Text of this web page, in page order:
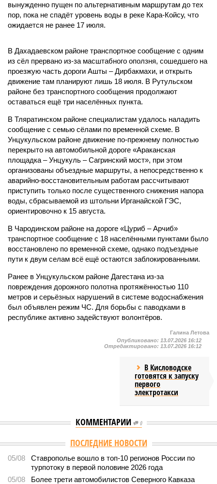
вынужденно пущен по альтернативным маршрутам до тех
пор, пока не спадёт уровень воды в реке Кара-Койсу, что
ожидается не ранее 17 июля.
В Дахадаевском районе транспортное сообщение с одним
из сёл прервано из-за масштабного оползня, сошедшего на
проезжую часть дороги Ашты – Дирбакмахи, и открыть
движение там планируют лишь 18 июля. В Рутульском
районе без транспортного сообщения продолжают
оставаться ещё три населённых пункта.
В Тляратинском районе специалистам удалось наладить
сообщение с семью сёлами по временной схеме. В
Унцукульском районе движение по-прежнему полностью
перекрыто на автомобильной дороге «Араканская
площадка – Унцукуль – Сагринский мост», при этом
организованы объездные маршруты, а непосредственно к
аварийно-восстановительным работам рассчитывают
приступить только после существенного снижения напора
воды, сбрасываемой из штольни Ирганайской ГЭС,
ориентировочно к 15 августа.
В Чародинском районе на дороге «Цуриб – Арчиб»
транспортное сообщение с 18 населёнными пунктами было
восстановлено по временной схеме, однако подъездные
пути к двум селам всё ещё остаются заблокированными.
Ранее в Унцукульском районе Дагестана из-за
повреждения дорожного полотна протяжённостью 110
метров и серьёзных нарушений в системе водоснабжения
был объявлен режим ЧС. Для борьбы с паводками в
республике активно задействуют волонтёров.
Галина Летова
Опубликовано: 13.07.2026 16:12
Отредактировано: 13.07.2026 16:12
В Кисловодске
готовятся к запуску
первого
электротакси
КОММЕНТАРИИ 0
ПОСЛЕДНИЕ НОВОСТИ
05/08
Ставрополье вошло в топ-10 регионов России по
турпотоку в первой половине 2026 года
05/08
Более трети автомобилистов Северного Кавказа